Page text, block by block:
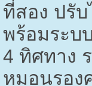
ที่สอง ปรั
พร้อมระบ
4 ทิศทาง
หมอนรอง